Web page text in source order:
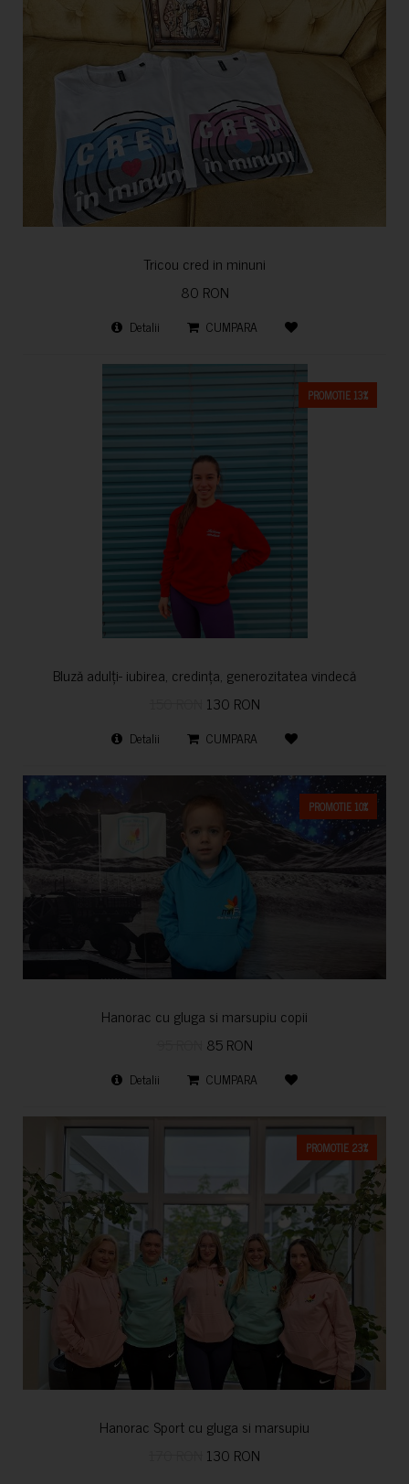
Tricou cred in minuni
80 RON
Detalii CUMPARA
PROMOTIE 13%
Bluză adulți- iubirea, credința, generozitatea vindecă
130 RON
Detalii CUMPARA
PROMOTIE 10%
Hanorac cu gluga si marsupiu copii
85 RON
Detalii CUMPARA
PROMOTIE 23%
Hanorac Sport cu gluga si marsupiu
130 RON